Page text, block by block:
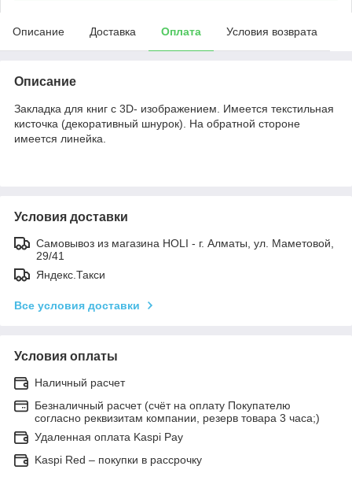
Описание Доставка Оплата Условия возврата
Описание
Закладка для книг с 3D- изображением. Имеется текстильная
кисточка (декоративный шнурок). На обратной стороне
имеется линейка.
Условия доставки
Самовывоз из магазина HOLI - г. Алматы, ул. Маметовой,
29/41
Яндекс.Такси
Все условия доставки
Условия оплаты
Наличный расчет
Безналичный расчет (счёт на оплату Покупателю
согласно реквизитам компании, резерв товара 3 часа;)
Удаленная оплата Kaspi Pay
Kaspi Red – покупки в рассрочку